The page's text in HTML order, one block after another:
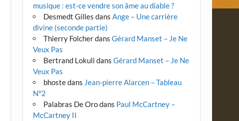
musique : est-ce vendre son âme au diable ?
Desmedt Gilles dansAnge – Une carrière
divine (seconde partie)
Thierry FolcherdansGérard Manset – Je Ne
Veux Pas
Bertrand Lokuli dansGérard Manset – Je Ne
Veux Pas
bhostedans Jean-pierre Alarcen – Tableau
N°2
Palabras De Orodans Paul McCartney –
McCartney II